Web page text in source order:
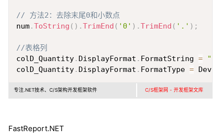
// 方法2：去除末尾0和小数点
num.ToString ( ) .TrimEnd ( '0' ) .TrimEnd ( '.' ) ;
//表格列
colD_Quantity. DisplayFormat . FormatString =
colD_Quantity. DisplayFormat . FormatType =
专注.NET技术、C/S架构开发框架软件 C/S框架网 - 开发框架文库
FastReport.NET